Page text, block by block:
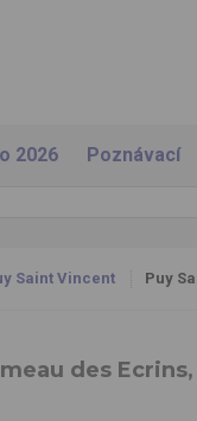
2026 Poznávací
Saint Vincent Puy
des